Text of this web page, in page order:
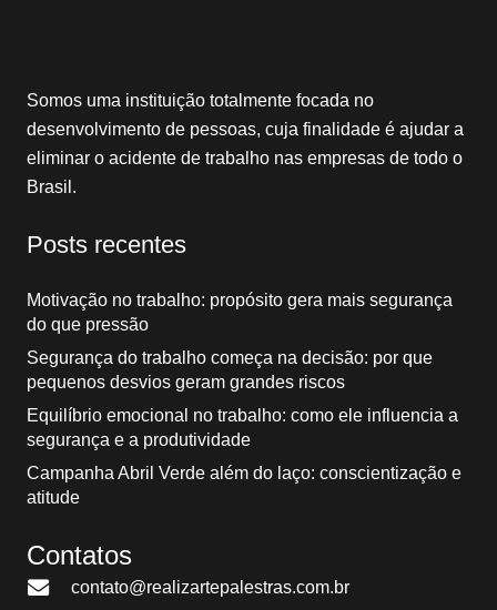
Somos uma instituição totalmente focada no
desenvolvimento de pessoas, cuja finalidade é ajudar a
eliminar o acidente de trabalho nas empresas de todo o
Brasil.
Posts recentes
Motivação no trabalho: propósito gera mais segurança
do que pressão
Segurança do trabalho começa na decisão: por que
pequenos desvios geram grandes riscos
Equilíbrio emocional no trabalho: como ele influencia a
segurança e a produtividade
Campanha Abril Verde além do laço: conscientização e
atitude
Contatos
contato@realizartepalestras.com.br